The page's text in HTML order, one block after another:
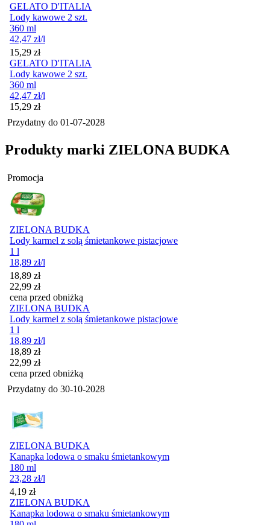
GELATO D'ITALIA
Lody kawowe 2 szt.
360 ml
42,47 zł/l
Cena
15,29 zł
GELATO D'ITALIA
Lody kawowe 2 szt.
360 ml
42,47 zł/l
Cena
15,29 zł
Przydatny do 01-07-2028
Produkty marki ZIELONA BUDKA
Promocja
ZIELONA BUDKA
Lody karmel z solą śmietankowe pistacjowe
1 l
18,89 zł/l
Cena promocyjna
18,89 zł
22,99 zł
cena przed obniżką
ZIELONA BUDKA
Lody karmel z solą śmietankowe pistacjowe
1 l
18,89 zł/l
Cena promocyjna
18,89 zł
22,99 zł
cena przed obniżką
Przydatny do 30-10-2028
ZIELONA BUDKA
Kanapka lodowa o smaku śmietankowym
180 ml
23,28 zł/l
Cena
4,19 zł
ZIELONA BUDKA
Kanapka lodowa o smaku śmietankowym